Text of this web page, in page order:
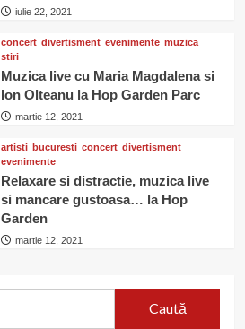
iulie 22, 2021
concert divertisment evenimente muzica
stiri
Muzica live cu Maria Magdalena si
Ion Olteanu la Hop Garden Parc
martie 12, 2021
artisti bucuresti concert divertisment
evenimente
Relaxare si distractie, muzica live
si mancare gustoasa… la Hop
Garden
martie 12, 2021